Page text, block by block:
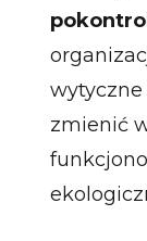
wytyczne
zmienić